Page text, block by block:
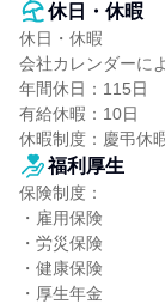
休日・休暇
休日・休暇
会社カレンダーに
年間休日：115日
有給休暇：10日
休暇制度：慶弔休
福利厚生
保険制度：
・雇用保険
・労災保険
・健康保険
・厚生年金